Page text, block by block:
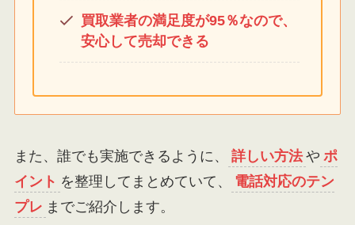
買取業者の満足度が95％なので、
安心して売却できる
また、誰でも実施できるように、 詳しい方法 や ポ
イント を整理してまとめていて、
電話対応のテン
プレ までご紹介します。